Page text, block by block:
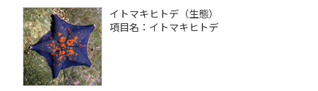
イトマキヒトデ（生態）
項目名：イトマキヒトデ